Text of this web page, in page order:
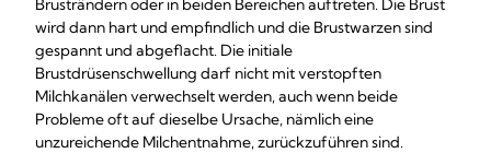
Brusträndern oder in beiden Bereichen auftreten. Die Brust
wird dann hart und empfindlich und die Brustwarzen sind
gespannt und abgeflacht. Die initiale
Brustdrüsenschwellung darf nicht mit verstopften
Milchkanälen verwechselt werden, auch wenn beide
Probleme oft auf dieselbe Ursache, nämlich eine
unzureichende Milchentnahme, zurückzuführen sind.